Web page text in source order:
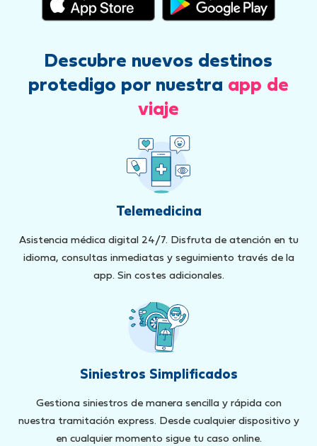
Descubre nuevos destinos
protedigo por nuestra app de
viaje
Telemedicina
Asistencia médica digital 24/7. Disfruta de atención en tu
idioma, consultas inmediatas y seguimiento través de la
app. Sin costes adicionales.
Siniestros Simplificados
Gestiona siniestros de manera sencilla y rápida con
nuestra tramitación express. Desde cualquier dispositivo y
en cualquier momento sigue tu caso online.